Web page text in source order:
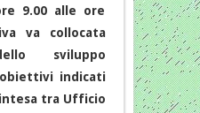
9.00 alle ore
va collocata
sviluppo
indicati
tra Ufficio